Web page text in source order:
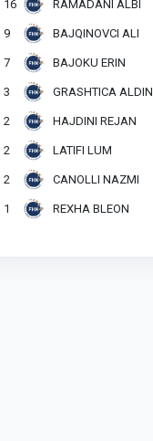
16 RAMADANI ALBI
9 BAJQINOVCI ALI
7 BAJOKU ERIN
3 GRASHTICA ALDIN
2 HAJDINI REJAN
2 LATIFI LUM
2 CANOLLI NAZMI
1 REXHA BLEON